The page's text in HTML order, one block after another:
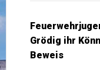
Grödig ihr
Beweis